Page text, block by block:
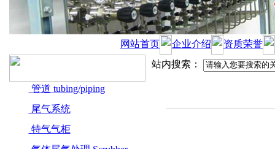
网站首页 企业介绍 资质荣誉
管道 tubing/piping
尾气系统
特气气柜
站内搜索：